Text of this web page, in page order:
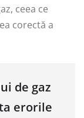
ceea ce
corectă a
de gaz
erorile